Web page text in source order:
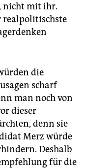
nicht mit ihr.
realpolitischste
die
scharf
man noch von
dieser
denn sie
Merz würde
Deshalb
für die